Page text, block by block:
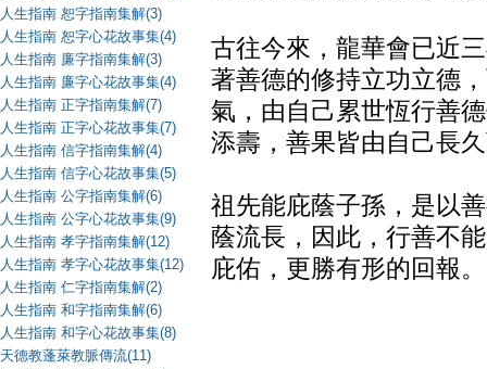
人生指南 恕字指南集解(3)
人生指南 恕字心花故事集(4)
人生指南 廉字指南集解(3)
人生指南 廉字心花故事集(4)
人生指南 正字指南集解(7)
人生指南 正字心花故事集(7)
人生指南 信字指南集解(4)
人生指南 信字心花故事集(5)
人生指南 公字指南集解(6)
人生指南 公字心花故事集(9)
人生指南 孝字指南集解(12)
人生指南 孝字心花故事集(12)
人生指南 仁字指南集解(2)
人生指南 和字指南集解(6)
人生指南 和字心花故事集(8)
天德教蓬萊教脈傳流(11)
古往今來，龍華會已近
著善德的修持立功立德
氣，由自己累世恆行善
添壽，善果皆由自己長
祖先能庇蔭子孫，是以
蔭流長，因此，行善不
庇佑，更勝有形的回報。